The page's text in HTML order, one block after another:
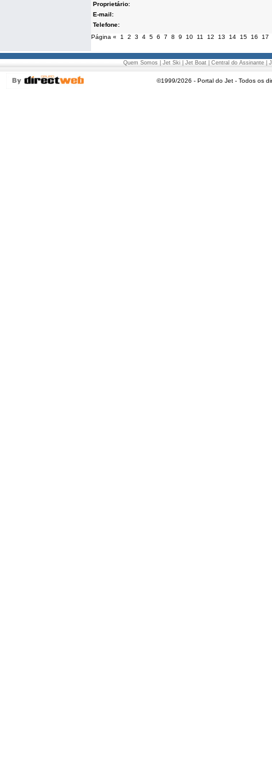
Proprietário:
E-mail:
Telefone:
Página « 1 2 3 4 5 6 7 8 9 10 11 12 13 14 15 16 17
Quem Somos Jet Ski Jet Boat Central do Assinante
©1999/2026 - Portal do Jet - Todos os